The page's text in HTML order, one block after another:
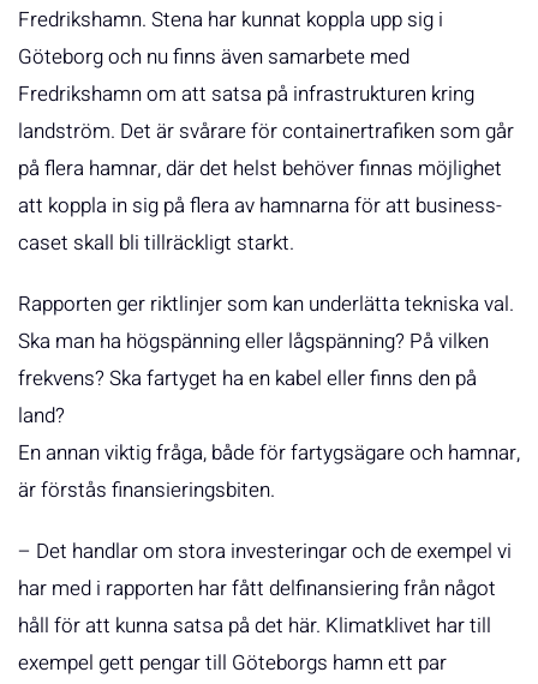
Fredrikshamn. Stena har kunnat koppla upp sig i
Göteborg och nu finns även samarbete med
Fredrikshamn om att satsa på infrastrukturen kring
landström. Det är svårare för containertrafiken som går
på flera hamnar, där det helst behöver finnas möjlighet
att koppla in sig på flera av hamnarna för att business-
caset skall bli tillräckligt starkt.
Rapporten ger riktlinjer som kan underlätta tekniska val.
Ska man ha högspänning eller lågspänning? På vilken
frekvens? Ska fartyget ha en kabel eller finns den på
land?
En annan viktig fråga, både för fartygsägare och hamnar,
är förstås finansieringsbiten.
– Det handlar om stora investeringar och de exempel vi
har med i rapporten har fått delfinansiering från något
håll för att kunna satsa på det här. Klimatklivet har till
exempel gett pengar till Göteborgs hamn ett par